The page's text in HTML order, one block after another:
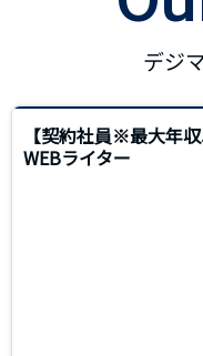
デジ
【契約社員※最大年収
WEBライター